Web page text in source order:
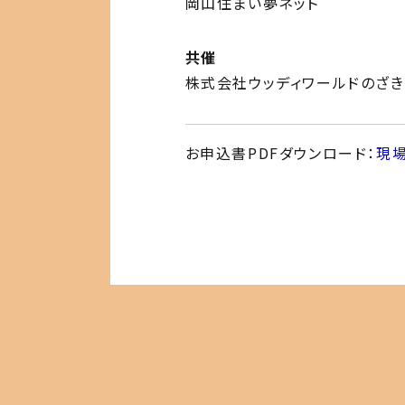
共催
株式会社ウッディワールドのざき
お申込書PDFダウンロード：現